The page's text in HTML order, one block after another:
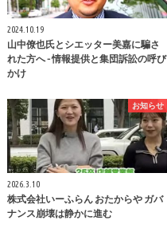
2024.10.19
山中僚也氏とシエッター美嘉に騙さ
れた方へ - 情報提供と集団訴訟の呼び
かけ
お知らせ
2026.3.10
株式会社いーふらん おたからや ガバ
ナンス崩壊は静かに進む